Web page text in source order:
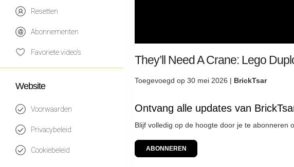
Resetten
Abonnementen
Favoriete video's
Website
Voorwaarden
Privacybeleid
Cookiebeleid
They’ll Need A Crane: Lego
Toegevoegd op 30 mei 2026 | BrickTsar
Ontvang alle updates van
Blijf volledig op de hoogte door je te abonneren
ABONNEREN